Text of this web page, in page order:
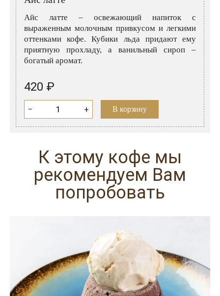
Итальянские вина
Французские вина
Испанские вина
Граппа
Водка
Саке
Пиво
Айс латте – освежающий напиток с
выраженным молочным привкусом и легкими
оттенками кофе. Кубики льда придают ему
приятную прохладу, а ванильный сироп –
богатый аромат.
420 ₽
− + В корзину
К этому кофе мы
рекомендуем Вам
попробовать